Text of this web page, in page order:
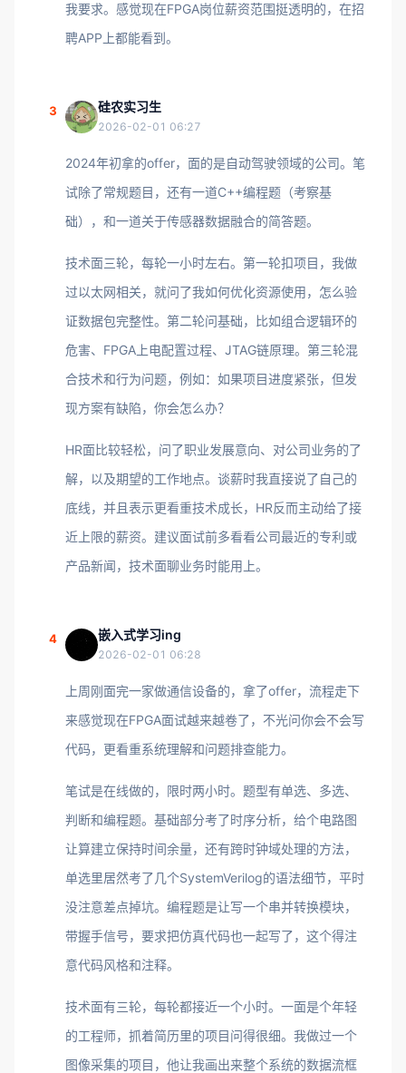
我要求。感觉现在FPGA岗位薪资范围挺透明的，在招
聘APP上都能看到。
3 硅农实习生
2026-02-01 06:27
2024年初拿的offer，面的是自动驾驶领域的公司。笔
试除了常规题目，还有一道C++编程题（考察基
础），和一道关于传感器数据融合的简答题。
技术面三轮，每轮一小时左右。第一轮扣项目，我做
过以太网相关，就问了我如何优化资源使用，怎么验
证数据包完整性。第二轮问基础，比如组合逻辑环的
危害、FPGA上电配置过程、JTAG链原理。第三轮混
合技术和行为问题，例如：如果项目进度紧张，但发
现方案有缺陷，你会怎么办？
HR面比较轻松，问了职业发展意向、对公司业务的了
解，以及期望的工作地点。谈薪时我直接说了自己的
底线，并且表示更看重技术成长，HR反而主动给了接
近上限的薪资。建议面试前多看看公司最近的专利或
产品新闻，技术面聊业务时能用上。
4 嵌入式学习ing
2026-02-01 06:28
上周刚面完一家做通信设备的，拿了offer，流程走下
来感觉现在FPGA面试越来越卷了，不光问你会不会写
代码，更看重系统理解和问题排查能力。
笔试是在线做的，限时两小时。题型有单选、多选、
判断和编程题。基础部分考了时序分析，给个电路图
让算建立保持时间余量，还有跨时钟域处理的方法，
单选里居然考了几个SystemVerilog的语法细节，平时
没注意差点掉坑。编程题是让写一个串并转换模块，
带握手信号，要求把仿真代码也一起写了，这个得注
意代码风格和注释。
技术面有三轮，每轮都接近一个小时。一面是个年轻
的工程师，抓着简历里的项目问得很细。我做过一个
图像采集的项目，他让我画出来整个系统的数据流框